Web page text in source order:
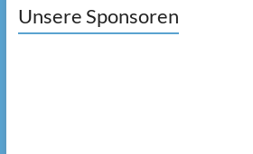
Unsere Sponsoren